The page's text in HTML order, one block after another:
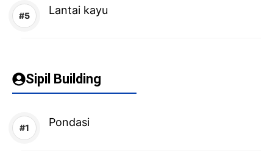
Lantai kayu
Sipil Building
Pondasi